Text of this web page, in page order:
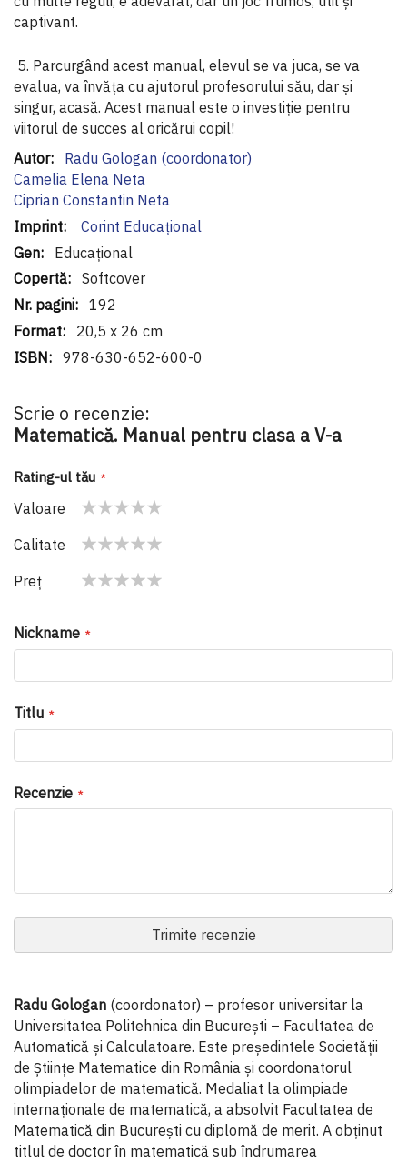
captivant.
5. Parcurgând acest manual, elevul se va juca, se va
evalua, va învăța cu ajutorul profesorului său, dar și
singur, acasă. Acest manual este o investiție pentru
viitorul de succes al oricărui copil!
Informaţii
suplimentare
Radu Gologan (coordonator)
Camelia Elena Neta
Ciprian Constantin Neta
Corint Educaţional
Educațional
Softcover
192
20,5 x 26 cm
978-630-652-600-0
Scrie o recenzie:
Matematică. Manual pentru clasa a V-a
Rating-ul tău
Valoare
star
stars
stars
stars
stars
Calitate
star
stars
stars
stars
stars
Preţ
Nickname
Titlu
Recenzie
Trimite recenzie
Radu Gologan (coordonator) – profesor universitar la
Universitatea Politehnica din București – Facultatea de
Automatică și Calculatoare. Este președintele Societății
de Științe Matematice din România și coordonatorul
olimpiadelor de matematică. Medaliat la olimpiade
internaționale de matematică, a absolvit Facultatea de
Matematică din București cu diplomă de merit. A obținut
titlul de doctor în matematică sub îndrumarea